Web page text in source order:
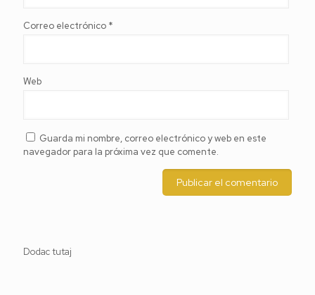
Correo electrónico *
Web
Guarda mi nombre, correo electrónico y web en este
navegador para la próxima vez que comente.
Dodac tutaj